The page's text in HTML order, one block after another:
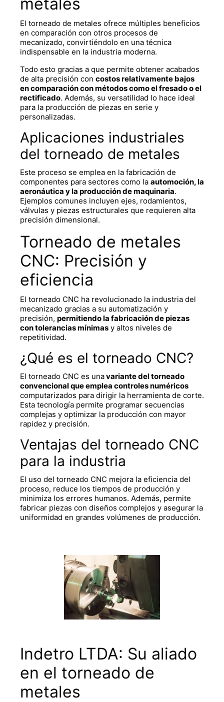
metales
El torneado de metales ofrece múltiples beneficios
en comparación con otros procesos de
mecanizado, convirtiéndolo en una técnica
indispensable en la industria moderna.
Todo esto gracias a que permite obtener acabados
de alta precisión con costos relativamente bajos
en comparación con métodos como el fresado o el
rectificado. Además, su versatilidad lo hace ideal
para la producción de piezas en serie y
personalizadas.
Aplicaciones industriales
del torneado de metales
Este proceso se emplea en la fabricación de
componentes para sectores como la automoción, la
aeronáutica y la producción de maquinaria.
Ejemplos comunes incluyen ejes, rodamientos,
válvulas y piezas estructurales que requieren alta
precisión dimensional.
Torneado de metales
CNC: Precisión y
eficiencia
El torneado CNC ha revolucionado la industria del
mecanizado gracias a su automatización y
precisión, permitiendo la fabricación de piezas
con tolerancias mínimas y altos niveles de
repetitividad.
¿Qué es el torneado CNC?
El torneado CNC es unavariante del torneado
convencional que emplea controles numéricos
computarizados para dirigir la herramienta de corte.
Esta tecnología permite programar secuencias
complejas y optimizar la producción con mayor
rapidez y precisión.
Ventajas del torneado CNC
para la industria
El uso del torneado CNC mejora la eficiencia del
proceso, reduce los tiempos de producción y
minimiza los errores humanos. Además, permite
fabricar piezas con diseños complejos y asegurar la
uniformidad en grandes volúmenes de producción.
Indetro LTDA: Su aliado
en el torneado de
metales